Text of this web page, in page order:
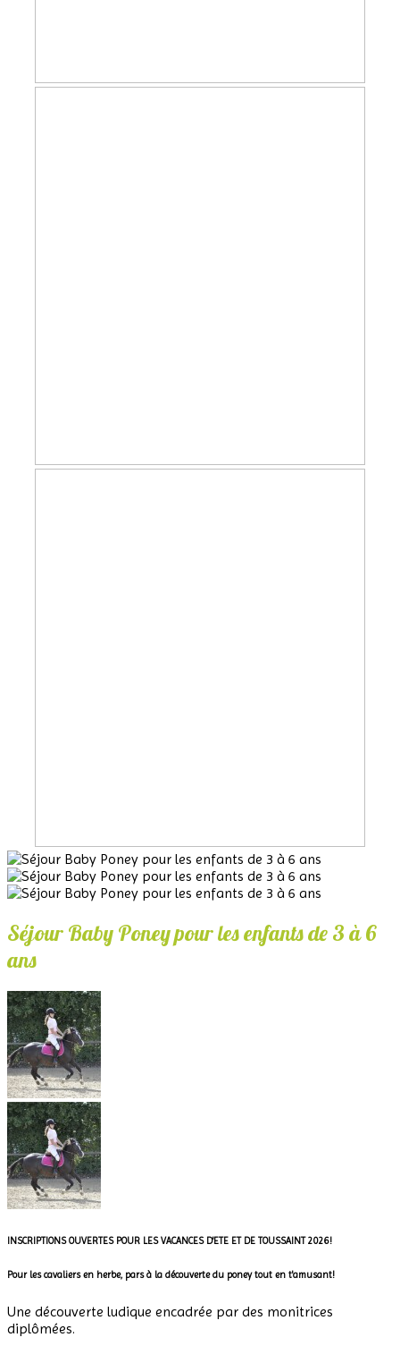
Séjour Baby Poney pour les enfants de 3 à 6
ans
INSCRIPTIONS OUVERTES POUR LES VACANCES D'ETE ET DE TOUSSAINT 2026!
Pour les cavaliers en herbe, parsà la découverte du poney tout en t'amusant!
Une découverte ludique encadrée par des monitrices
diplômées.